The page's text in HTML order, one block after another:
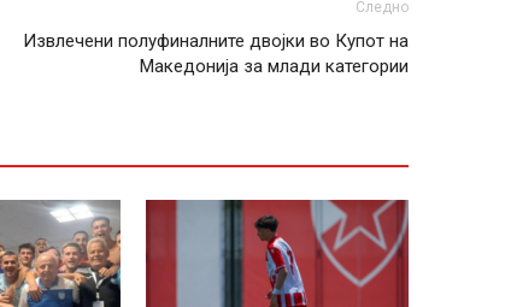
Следно
Извлечени полуфиналните двојки во Купот на
Македонија за млади категории